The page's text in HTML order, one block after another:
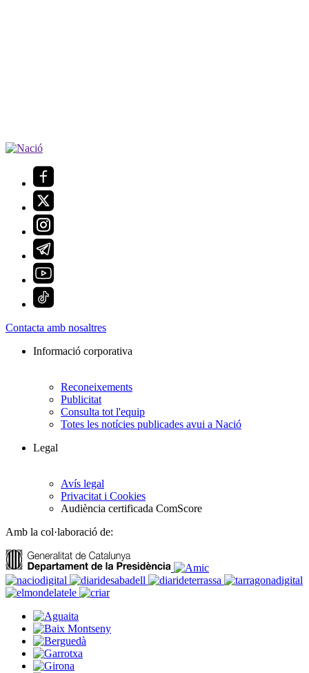
Contacta amb nosaltres
Informació corporativa
Reconeixements
Publicitat
Consulta tot l'equip
Totes les notícies publicades avui a Nació
Legal
Avís legal
Privacitat i Cookies
Audiència certificada ComScore
Amb la col·laboració de: